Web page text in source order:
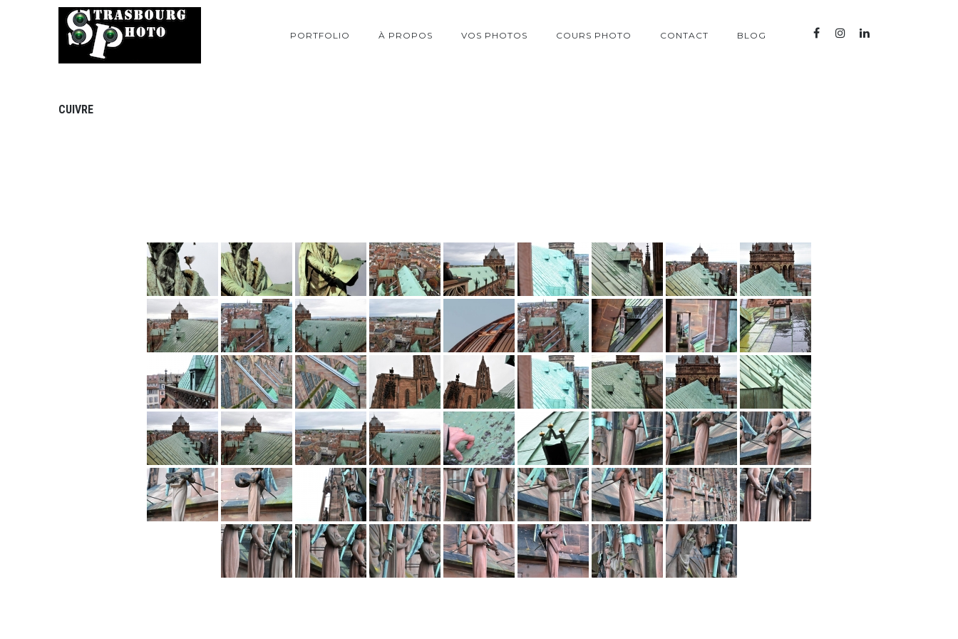
PORTFOLIO À PROPOS VOS PHOTOS COURS PHOTO CONTACT BLOG
CUIVRE